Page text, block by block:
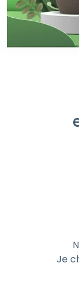
Je